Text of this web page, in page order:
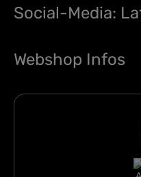
Social-Media:
Webshop Infos